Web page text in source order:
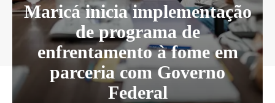
Maricá inicia implementação
de programa de
enfrentamento à fome em
parceria com Governo
Federal